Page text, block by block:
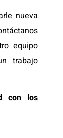
nueva
equipo
trabajo
con los